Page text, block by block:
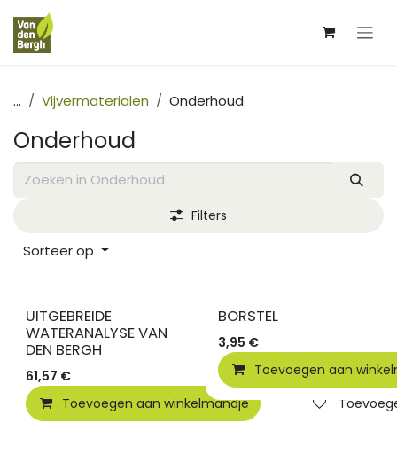
Overslaan naar inhoud
... Vijvermaterialen Onderhoud
Onderhoud
Sorteer op
Filters
UITGEBREIDE
WATERANALYSE VAN
DEN BERGH
61,57 €
Toevoegen aan winkelmandje
BORSTEL
3,95 €
Toevoegen aan